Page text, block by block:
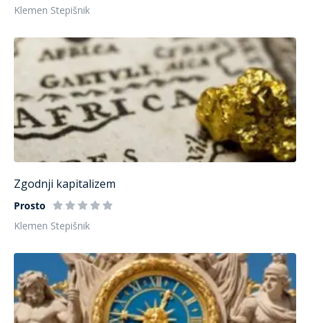
Klemen Stepišnik
Zgodnji kapitalizem
Prosto
Klemen Stepišnik